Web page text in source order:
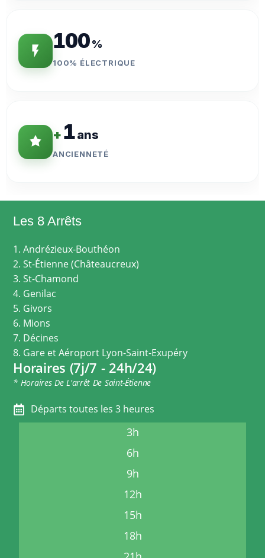
100%
100% ÉLECTRIQUE
+1ans
ANCIENNETÉ
Les 8 Arrêts
1. Andrézieux-Bouthéon
2. St-Étienne (Châteaucreux)
3. St-Chamond
4. Genilac
5. Givors
6. Mions
7. Décines
8. Gare et Aéroport Lyon-Saint-Exupéry
Horaires (7j/7 - 24h/24)
* Horaires De L'arrêt De Saint-Étienne
Départs toutes les 3 heures
3h
6h
9h
12h
15h
18h